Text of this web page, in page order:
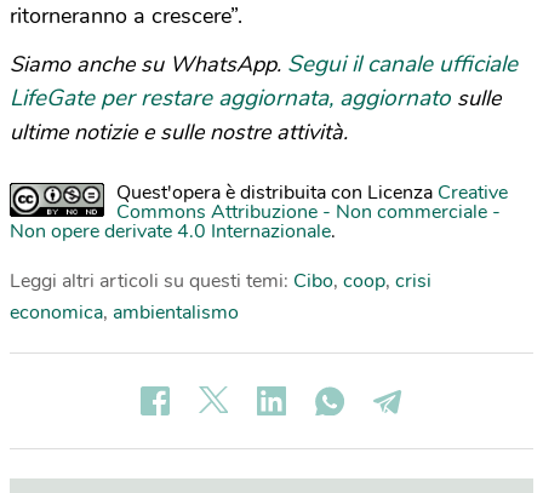
ritorneranno a crescere”.
Siamo anche su WhatsApp. Segui il canale ufficiale
LifeGate per restare aggiornata, aggiornato sulle
ultime notizie e sulle nostre attività.
Quest'opera è distribuita con Licenza Creative
Commons Attribuzione - Non commerciale -
Non opere derivate 4.0 Internazionale.
Leggi altri articoli su questi temi: Cibo, coop, crisi
economica, ambientalismo